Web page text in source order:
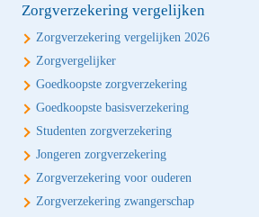
Zorgverzekering vergelijken
Zorgverzekering vergelijken 2026
Zorgvergelijker
Goedkoopste zorgverzekering
Goedkoopste basisverzekering
Studenten zorgverzekering
Jongeren zorgverzekering
Zorgverzekering voor ouderen
Zorgverzekering zwangerschap